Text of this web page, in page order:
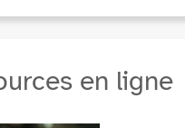
en ligne